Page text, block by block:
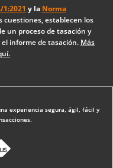
d
i
n
g
r
a
y la Norma
cuestiones, establecen los
un proceso de tasación y
informe de tasación. Más
experiencia segura, ágil, fácil y